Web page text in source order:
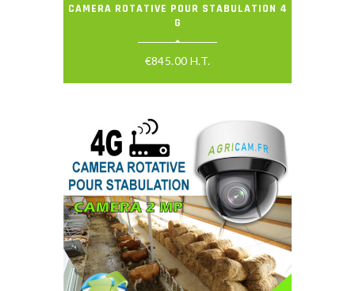
CAMERA ROTATIVE POUR STABULATION 4
G
€845.00 H.T.